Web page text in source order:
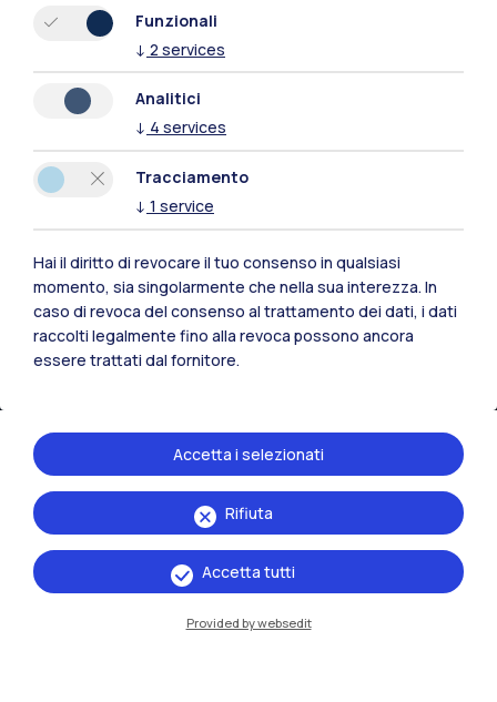
Polimi Community
Tutti i siti dell’ecosistema
Residenze Frontiere
IT
Milano Leonardo
Funzionali
↓ 2 services
Analitici
↓ 4 services
Tracciamento
↓ 1 service
Hai il diritto di revocare il tuo consenso in qualsiasi
momento, sia singolarmente che nella sua interezza. In
caso di revoca del consenso al trattamento dei dati, i dati
raccolti legalmente fino alla revoca possono ancora
essere trattati dal fornitore.
Rifiuta
Accetta i selezionati
Accetta tutti
Provided by websedit